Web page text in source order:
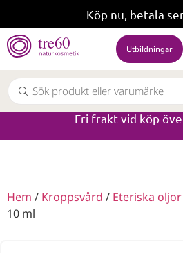
Köp nu, betala
Utbildningar
Fri frakt vid köp
Hem / Kroppsvård / Eteriska oljor
10 ml